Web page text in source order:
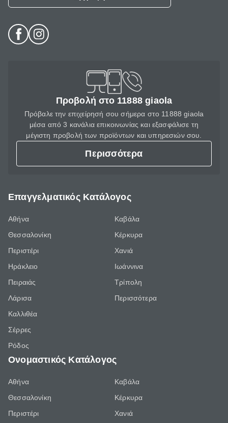
Προβολή στο 11888 giaola
Πρόβαλε την επιχείρησή σου σήμερα στο 11888 giaola
μέσα από 3 κανάλια επικοινωνίας και εξασφάλισε τη
μέγιστη προβολή των προϊόντων και υπηρεσιών σου.
Περισσότερα
Επαγγελματικός Κατάλογος
Αθήνα
Θεσσαλονίκη
Περιστέρι
Ηράκλειο
Πειραιάς
Λάρισα
Καλλιθέα
Σέρρες
Ρόδος
Καβάλα
Κέρκυρα
Χανιά
Ιωάννινα
Τρίπολη
Περισσότερα
Ονομαστικός Κατάλογος
Αθήνα
Θεσσαλονίκη
Περιστέρι
Καβάλα
Κέρκυρα
Χανιά